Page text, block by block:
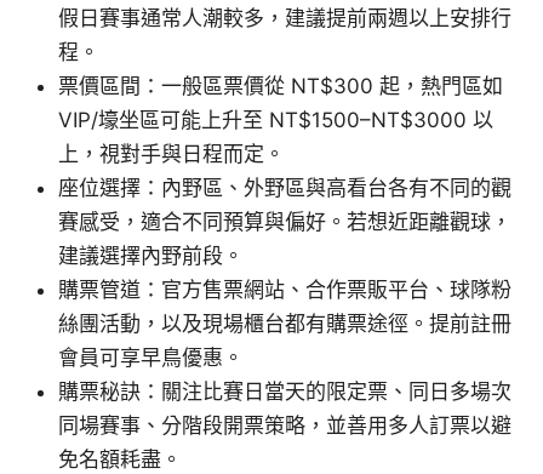
假日賽事通常人潮較多，建議提前兩週以上安排行
程。
票價區間：一般區票價從 NT$300 起，熱門區如
VIP/壕坐區可能上升至 NT$1500–NT$3000 以
上，視對手與日程而定。
座位選擇：內野區、外野區與高看台各有不同的觀
賽感受，適合不同預算與偏好。若想近距離觀球，
建議選擇內野前段。
購票管道：官方售票網站、合作票販平台、球隊粉
絲團活動，以及現場櫃台都有購票途徑。提前註冊
會員可享早鳥優惠。
購票秘訣：關注比賽日當天的限定票、同日多場次
同場賽事、分階段開票策略，並善用多人訂票以避
免名額耗盡。